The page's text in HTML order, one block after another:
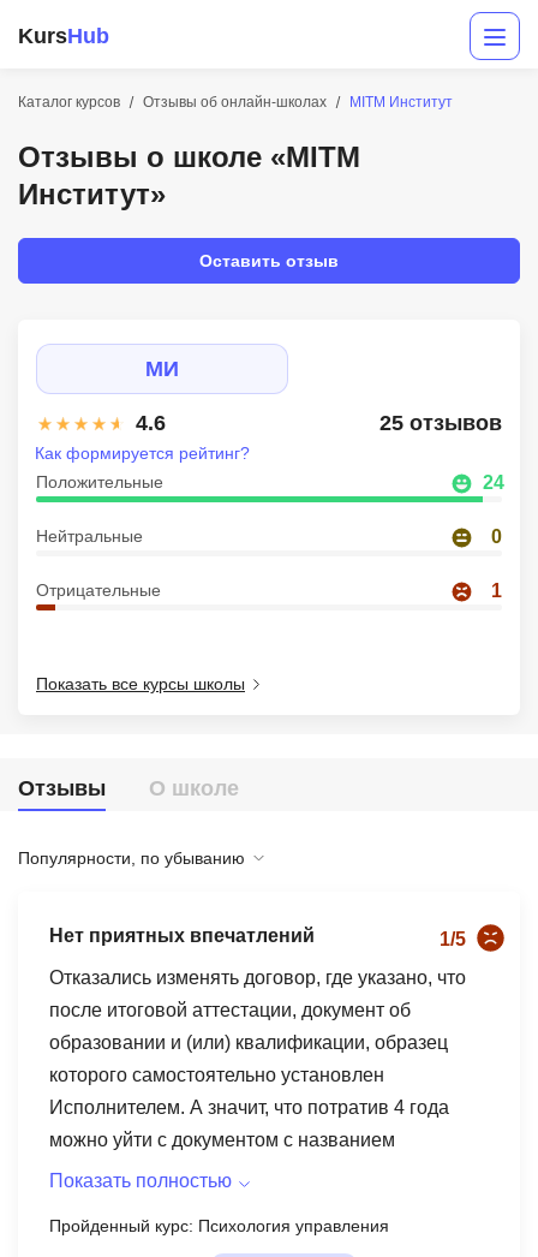
KursHub
Каталог курсов Отзывы об онлайн-школах MITM Институт
Отзывы о школе «MITM
Институт»
Оставить отзыв
MИ
4.6 25 отзывов
Положительные 24
Нейтральные 0
Отрицательные 1
Как формируется рейтинг?
Показать все курсы школы
Отзывы О школе
Популярности, по убыванию
Нет приятных впечатлений
1/5
Отказались изменять договор, где указано, что
после итоговой аттестации, документ об
образовании и (или) квалификации, образец
которого самостоятельно установлен
Исполнителем. А значит, что потратив 4 года
можно уйти с документом с названием
"Филькина Грамота"
Показать полностью
Пройденный курс: Психология управления
Маркетинг
Дизайн
Аналитика
Soft Skills
Рейтинг онлайн-школ